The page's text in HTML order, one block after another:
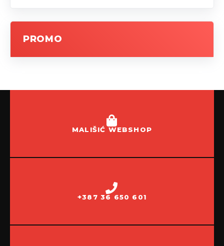
PROMO
MALIŠIĆ WEBSHOP
+387 36 650 601